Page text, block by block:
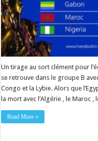
Un tirage au sort clément pour
se retrouve dans le groupe B
Congo et la Lybie. Alors que
la mort avec l’Algérie , le Maroc
Read More »